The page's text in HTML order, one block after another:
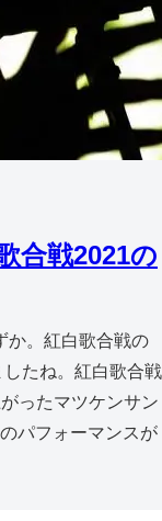
合戦2021の
か。紅白歌合戦の
たね。紅白歌合戦
ったマツケンサン
パフォーマンスが